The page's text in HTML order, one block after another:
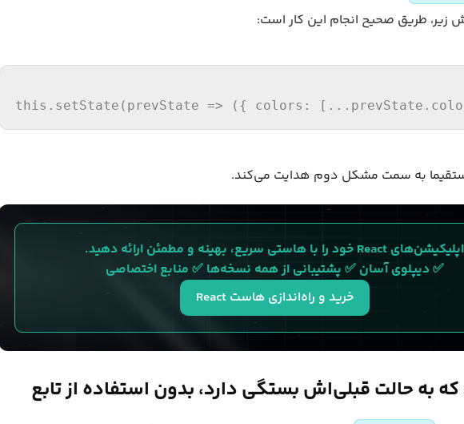
زیر، طریق صحیح انجام این کار است:
this . setState ( prevState => ({ colors : [...prevState.
به سمت مشکل دوم هدایت می‌کند.
اپلیکیشن‌های React خود را با هاستی سریع، بهینه و مطمئن ارائه دهید.
✅ دیپلوی آسان ✅ پشتیبانی از همه نسخه‌ها ✅ منابع اختصاصی
خرید و راه‌اندازی هاست React